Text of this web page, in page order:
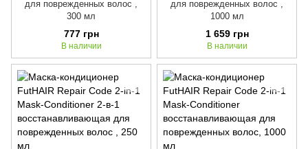
для поврежденных волос ,
300 мл
777 грн
В наличии
для поврежденных волос ,
1000 мл
1 659 грн
В наличии